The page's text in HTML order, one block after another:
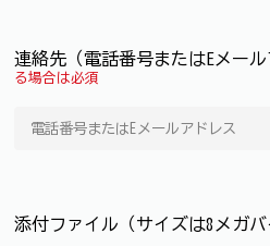
連絡先（電話番号またはEメー
る場合は必須
添付ファイル（サイズは8メガバ